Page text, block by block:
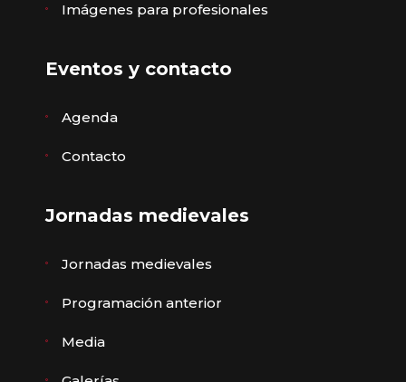
Imágenes para profesionales
Eventos y contacto
Agenda
Contacto
Jornadas medievales
Jornadas medievales
Programación anterior
Media